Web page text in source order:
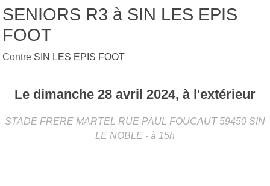
SENIORS R3 à SIN LES EPIS
FOOT
Contre SIN LES EPIS FOOT
Le dimanche 28 avril 2024, à l'extérieur
STADE FRERE MARTEL RUE PAUL FOUCAUT 59450 SIN
LE NOBLE - à 15h